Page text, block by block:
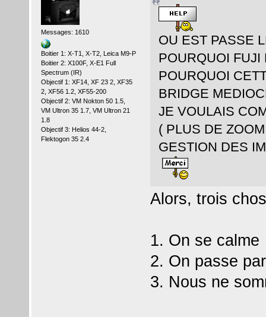
Messages: 1610
Boitier 1: X-T1, X-T2, Leica M9-P
Boitier 2: X100F, X-E1 Full
Spectrum (IR)
Objectif 1: XF14, XF 23 2, XF35
2, XF56 1.2, XF55-200
Objectif 2: VM Nokton 50 1.5,
VM Ultron 35 1.7, VM Ultron 21
1.8
Objectif 3: Helios 44-2,
Flektogon 35 2.4
OU EST PASSE
POURQUOI FUJI
POURQUOI
BRIDGE
JE VOULAIS
( PLUS DE
GESTION DES
Alors, trois
1. On se calme
2. On passe
3. Nous ne